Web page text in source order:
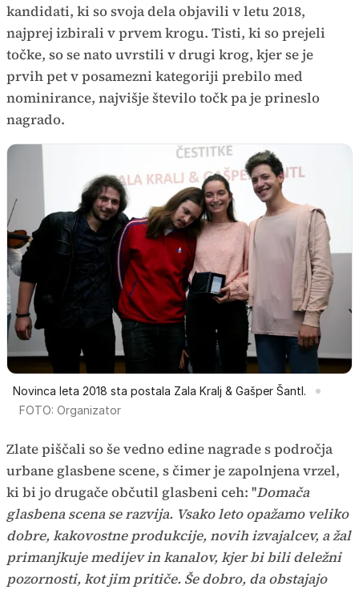
kandidati, ki so svoja dela objavili v letu 2018,
najprej izbirali v prvem krogu. Tisti, ki so prejeli
točke, so se nato uvrstili v drugi krog, kjer se je
prvih pet v posamezni kategoriji prebilo med
nominirance, najvišje število točk pa je prineslo
nagrado.
Novinca leta 2018 sta postala Zala Kralj & Gašper Šantl.
FOTO: Organizator
Zlate piščali so še vedno edine nagrade s področja
urbane glasbene scene, s čimer je zapolnjena vrzel,
ki bi jo drugače občutil glasbeni ceh: ''Domača
glasbena scena se razvija. Vsako leto opažamo veliko
dobre, kakovostne produkcije, novih izvajalcev, a žal
primanjkuje medijev in kanalov, kjer bi bili deležni
pozornosti, kot jim pritiče. Še dobro, da obstajajo